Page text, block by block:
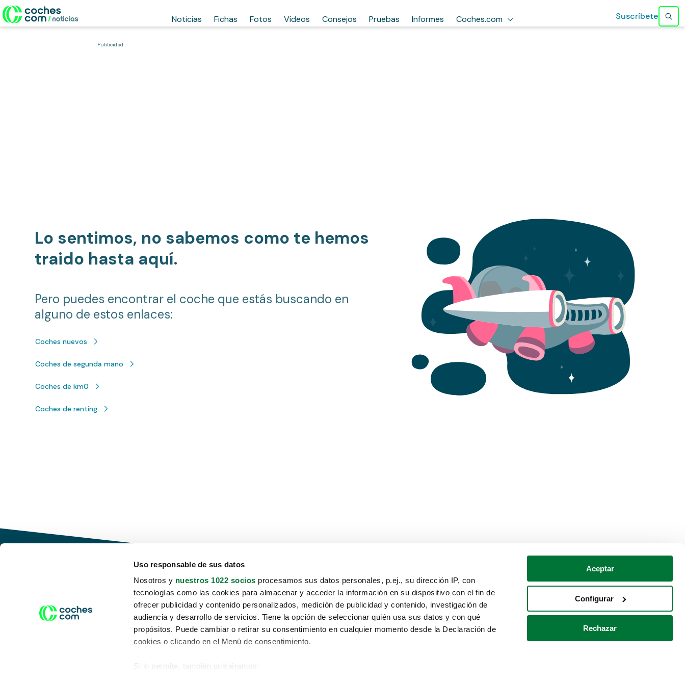
Uso responsable de sus datos
Nosotros y nuestros 1022 socios procesamos sus datos personales, p.ej., su dirección IP, con
tecnologías como las cookies para almacenar y acceder la información en su dispositivo con el fin de
ofrecer publicidad y contenido personalizados, medición de publicidad y contenido, investigación de
audiencia y desarrollo de servicios. Tiene la opción de seleccionar quién usa sus datos y con qué
propósitos. Puede cambiar o retirar su consentimiento en cualquier momento desde la Declaración de
cookies o clicando en el Menú de consentimiento.
Si lo permite, también quisiéramos:
Aceptar
Configurar
Rechazar
Noticias Fichas Fotos Vídeos Consejos Pruebas Informes Coches.com Suscríbete
Publicidad
Lo sentimos, no sabemos como te hemos
traido hasta aquí.
Pero puedes encontrar el coche que estás buscando en
alguno de estos enlaces:
Coches nuevos
Coches de segunda mano
Coches de km0
Coches de renting
Conduce tu futuro,
desata tu movilidad